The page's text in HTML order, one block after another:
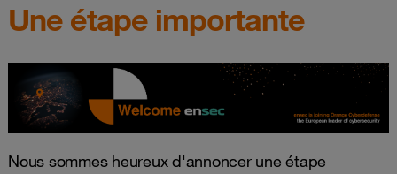
Une étape importante
Nous sommes heureux d'annoncer une étape